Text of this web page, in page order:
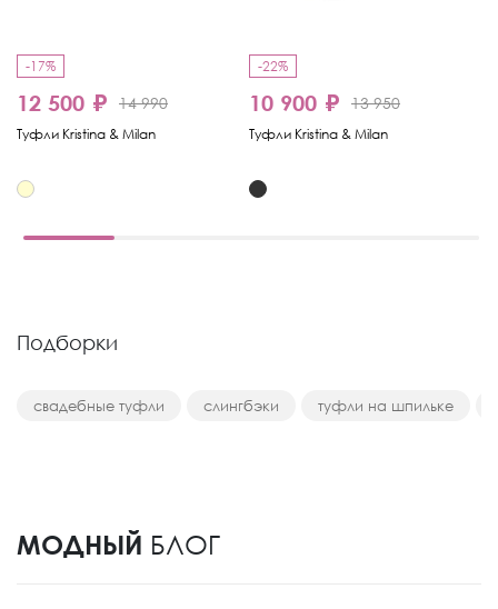
-17%
12 500 ₽ 14 990
Туфли Kristina & Milan
-22%
10 900 ₽ 13 950
Туфли Kristina & Milan
Подборки
свадебные туфли слингбэки туфли на шпильке
МОДНЫЙ БЛОГ